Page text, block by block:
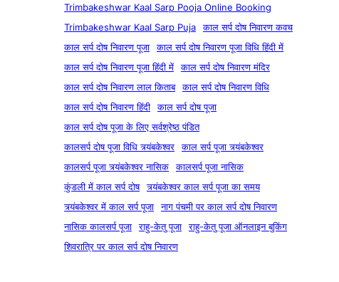
Trimbakeshwar Kaal Sarp Pooja Online Booking
Trimbakeshwar Kaal Sarp Puja
काल सर्प दोष निवारण कवच
काल सर्प दोष निवारण पूजा
काल सर्प दोष निवारण पूजा विधि हिंदी में
काल सर्प दोष निवारण पूजा हिंदी में
काल सर्प दोष निवारण मंदिर
काल सर्प दोष निवारण लाल किताब
काल सर्प दोष निवारण विधि
काल सर्प दोष निवारण हिंदी
काल सर्प दोष पूजा
काल सर्प दोष पूजा के लिए सर्वश्रेष्ठ पंडित
कालसर्प दोष पूजा विधि त्र्यंबकेश्वर
काल सर्प पूजा त्र्यंबकेश्वर
कालसर्प पूजा त्र्यंबकेश्वर नासिक
कालसर्प पूजा नासिक
कुंडली में काल सर्प दोष
त्र्यंबकेश्वर काल सर्प पूजा का समय
त्र्यंबकेश्वर में काल सर्प पूजा
नाग पंचमी पर काल सर्प दोष निवारण
नासिक कालसर्प पूजा
राहु-केतु पूजा
राहु-केतु पूजा ऑनलाइन बुकिंग
शिवरात्रि पर काल सर्प दोष निवारण